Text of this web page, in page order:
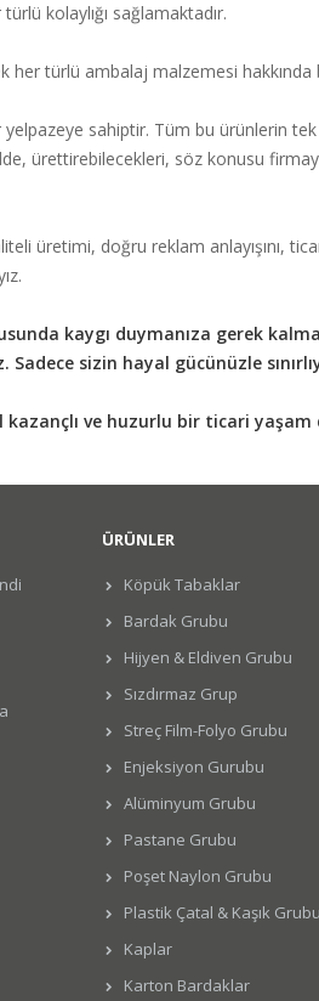
kolaylığı sağlamaktadır.
her türlü ambalaj malzemesi hakkında
sahiptir. Tüm bu ürünlerin
ürettirebilecekleri, söz konusu
üretimi, doğru reklam anlayışını,
kaygı duymanıza gerek
sizin hayal gücünüzle
ve huzurlu bir ticari yaşam
ÜRÜNLER
Köpük Tabaklar
Bardak Grubu
Hijyen & Eldiven Grubu
Sızdırmaz Grup
Streç Film-Folyo Grubu
Enjeksiyon Gurubu
Alüminyum Grubu
Pastane Grubu
Poşet Naylon Grubu
Plastik Çatal & Kaşık Grubu
Kaplar
Karton Bardaklar